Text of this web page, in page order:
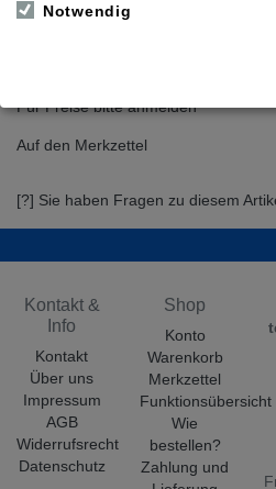
Volumen 36L, Gewicht 1,45kg
Für Preise bitte anmelden
Auf den Merkzettel
[?] Sie haben Fragen zu diesem
Kontakt &
Info
Kontakt
Über uns
Impressum
AGB
Widerrufsrecht
Datenschutz
Shop
Konto
Warenkorb
Merkzettel
Funktionsübersicht
Wie
bestellen?
Zahlung und
Notwendig